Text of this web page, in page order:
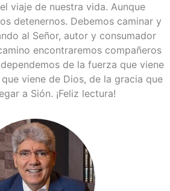
viaje de nuestra vida. Aunque
detenernos. Debemos caminar y
al Señor, autor y consumador
encontraremos compañeros
de la fuerza que viene
viene de Dios, de la gracia que
a Sión. ¡Feliz lectura!